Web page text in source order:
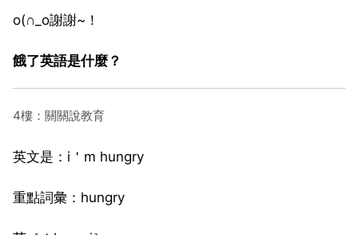
o(∩_o謝謝~！
餓了英語是什麼？
4樓：關關說教育
英文是：i＇m hungry
重點詞彙：hungry